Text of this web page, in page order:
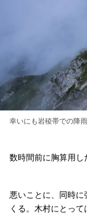
幸いにも岩稜帯での降
数時間前に胸算用し
悪いことに、同時
くる。木村にとっ